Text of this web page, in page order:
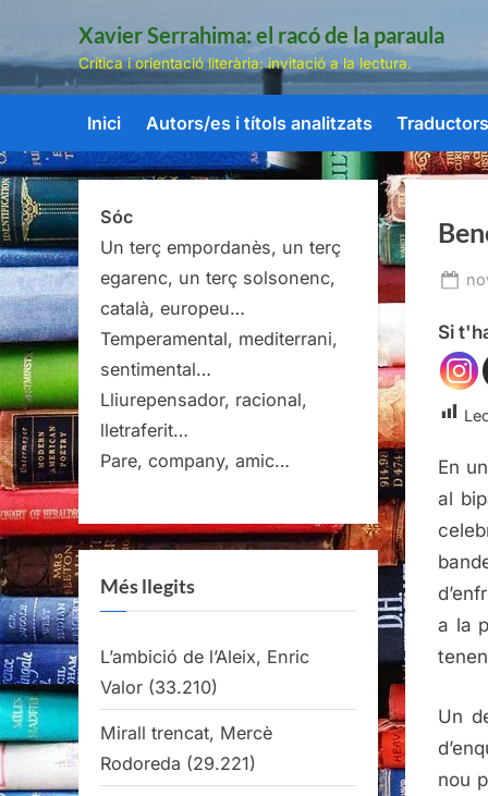
Skip
content
Xavier Serrahima: el racó de la paraula
Crítica i orientació literària: invitació a la lectura.
Inici Autors/es i títols analitzats
Si
En
al
a la
Un
nou
Sóc
Un terç empordanès, un terç
egarenc, un terç solsonenc,
català, europeu…
Temperamental, mediterrani,
sentimental…
Lliurepensador, racional,
lletraferit…
Pare, company, amic…
Més llegits
L’ambició de l’Aleix, Enric
Valor (33.210)
Mirall trencat, Mercè
Rodoreda (29.221)